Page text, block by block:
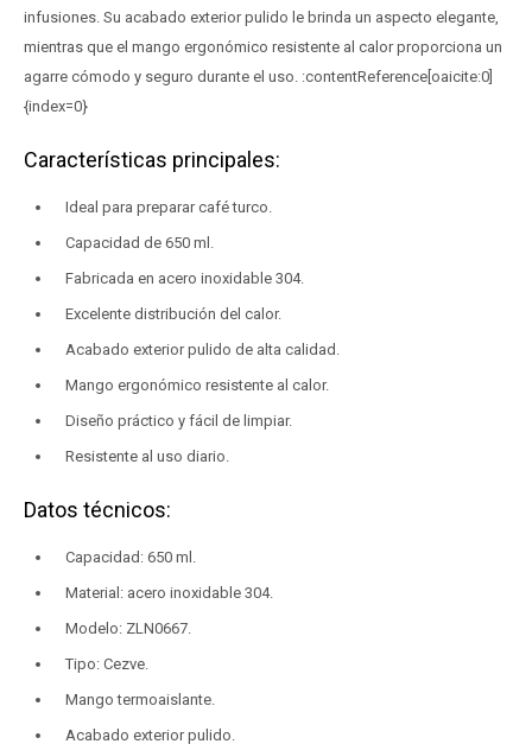
infusiones. Su acabado exterior pulido le brinda un aspecto elegante,
mientras que el mango ergonómico resistente al calor proporciona un
agarre cómodo y seguro durante el uso. :contentReference[oaicite:0]
{index=0}
Características principales:
Ideal para preparar café turco.
Capacidad de 650 ml.
Fabricada en acero inoxidable 304.
Excelente distribución del calor.
Acabado exterior pulido de alta calidad.
Mango ergonómico resistente al calor.
Diseño práctico y fácil de limpiar.
Resistente al uso diario.
Datos técnicos:
Capacidad: 650 ml.
Material: acero inoxidable 304.
Modelo: ZLN0667.
Tipo: Cezve.
Mango termoaislante.
Acabado exterior pulido.